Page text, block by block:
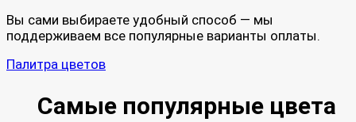
Вы сами выбираете удобный способ — мы
поддерживаем все популярные варианты оплаты.
Палитра цветов
Самые популярные цвета